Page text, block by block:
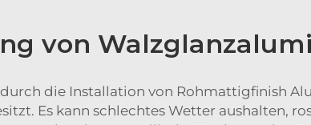
von
die Installation von Rohmattigfinish
Es kann schlechtes Wetter aushalten,